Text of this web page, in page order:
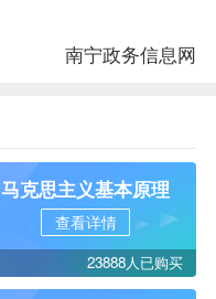
南宁政务信息网
马克思主义基本原理
查看详情
23888人已购买